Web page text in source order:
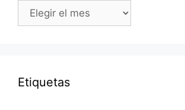
Archivos
Etiquetas